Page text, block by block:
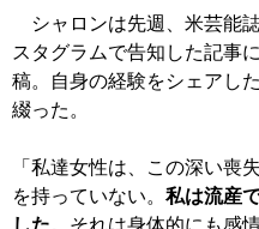
シャロンは先週、米芸能
スタグラムで告知した記事
稿。自身の経験をシェアし
綴った。
「私達女性は、この深い喪
を持っていない。 私は流産